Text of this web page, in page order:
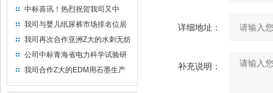
中标喜讯！热烈祝贺我司又中
标！
我司与婴儿纸尿裤市场排名位居
名的全日美实业合作成功！
我司再次合作亚洲Z大的水刺无纺
布供应商-南六企业！
公司中标青海省电力科学试验研
究院！
我司合作Z大的EDM用石墨生产
详细地址：
补充说明：